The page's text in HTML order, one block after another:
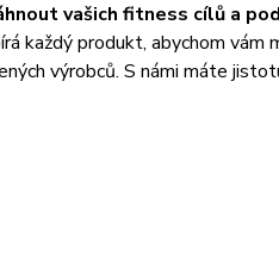
vašich fitness cílů a
každý produkt, abychom
výrobců. S námi máte